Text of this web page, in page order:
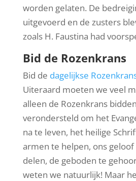
worden gelaten. De
uitgevoerd en de zusters
zoals H. Faustina had
Bid de Rozenkrans
Bid de dagelijkse
Uiteraard moeten we veel
alleen de Rozenkrans
verondersteld om het
na te leven, het heilige
armen te helpen, ons
delen, de geboden te
weten we natuurlijk! Maar